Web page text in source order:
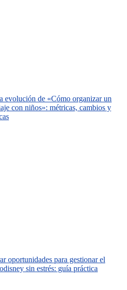
evolución de «Cómo organizar un
con niños»: métricas, cambios y
oportunidades para gestionar el
sin estrés: guía práctica